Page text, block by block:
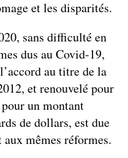
et les disparités.
sans difficulté en
dus au Covid-19,
au titre de la
et renouvelé pour
un montant
de dollars, est due
mêmes réformes.